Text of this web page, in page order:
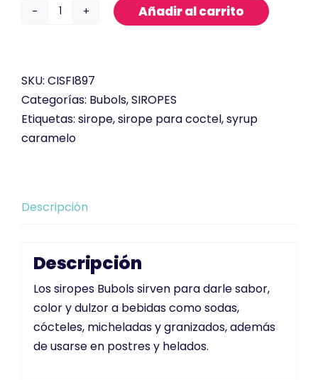
Sirope
cantidad
Añadir al carrito
SKU: CISFI897
Categorías: Bubols,SIROPES
Etiquetas: sirope,sirope para coctel,syrup
caramelo
Descripción
Descripción
Los siropes Bubols sirven para darle sabor,
color y dulzor a bebidas como sodas,
cócteles, micheladas y granizados, además
de usarse en postres y helados.